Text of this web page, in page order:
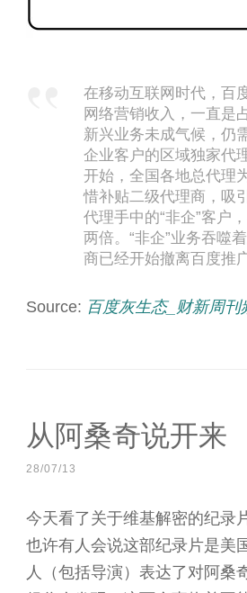
在移动互联网时代，百
网络营销收入，一直是
新兴业务未成气候，仍
企业客户的区域独家
开始，全国各地总代理
惜补贴二级代理商，吸
代理手中的“非企”客户
两倍。“非企”业务吞噬
商已经开始撤离百度推
Source: 百度灰生态_财新周刊
从阿桑奇说开来
28/07/13
今天看了关于维基解密的纪录
也许有人会说这部纪录片是美
人（包括导演）表达了对阿桑